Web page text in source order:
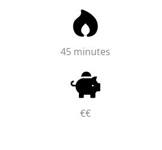
45 minutes
€€